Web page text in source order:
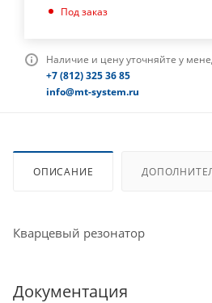
Под заказ
Наличие и цену уточняйте у
+7 (812) 325 36 85
info@mt-system.ru
ОПИСАНИЕ
Кварцевый резонатор
Документация